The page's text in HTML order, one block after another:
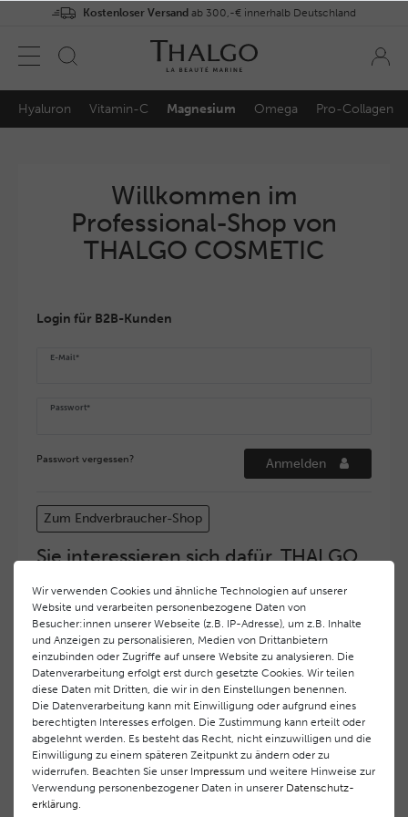
Kostenloser Versand ab 300,-€ innerhalb Deutschland
Hyaluron Vitamin-C Magnesium Omega Pro-Collagen
Willkommen im
Professional-Shop von
THALGO COSMETIC
Login für B2B-Kunden
E-Mail*
Passwort*
Passwort vergessen? Anmelden
Zum Endverbraucher-Shop
Sie interessieren sich dafür, THALGO
werden?
Hohe Servicequalität und ein exzellentes Markenimage
haben beiTHALGO COSMETICoberste Priorität.
Anspruchsvollen Endverbrauchern möchten wir ein
hohes Qualitätsniveau und gleichzeitig eine
überdurchschnittliche Behandlungs- und Serviceleistung
gewährleisten. Deshalb haben wir ein selektives
Vertriebssystem eingeführt. THALGO COSMETICPartner
werden auf diese Weise wirtschaftlich unterstützt,
während Endverbrauchern eine stets gleichbleibend hohe
Dienstleistungsqualität und ein innovatives Produkt- und
Wir verwenden Cookies und ähnliche Technologien auf unserer
Website und verarbeiten personenbezogene Daten von
Besucher:innen unserer Webseite (z.B. IP-Adresse), um z.B. Inhalte
und Anzeigen zu personalisieren, Medien von Drittanbietern
einzubinden oder Zugriffe auf unsere Website zu analysieren. Die
Datenverarbeitung erfolgt erst durch gesetzte Cookies. Wir teilen
diese Daten mit Dritten, die wir in den Einstellungen benennen.
Die Datenverarbeitung kann mit Einwilligung oder aufgrund eines
berechtigten Interesses erfolgen. Die Zustimmung kann erteilt oder
abgelehnt werden. Es besteht das Recht, nicht einzuwilligen und die
Einwilligung zu einem späteren Zeitpunkt zu ändern oder zu
widerrufen. Beachten Sie unser Impressum und weitere Hinweise zur
Verwendung personenbezogener Daten in unserer Daten­schutz­
erklärung